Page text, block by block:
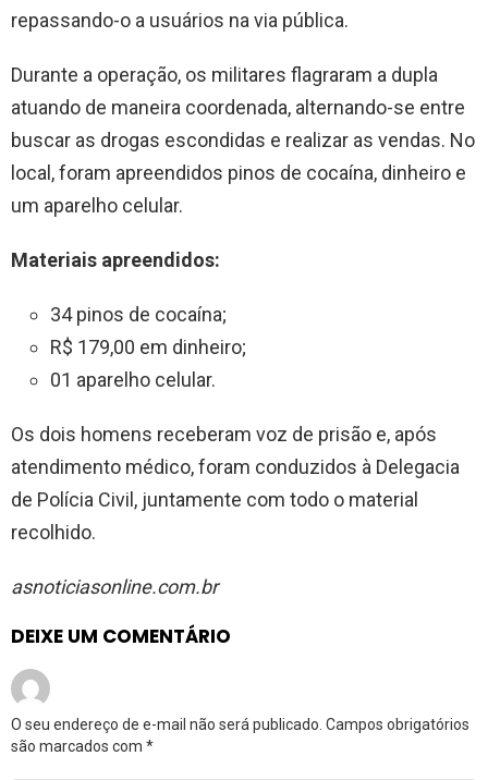
repassando-o a usuários na via pública.
Durante a operação, os militares flagraram a dupla
atuando de maneira coordenada, alternando-se entre
buscar as drogas escondidas e realizar as vendas. No
local, foram apreendidos pinos de cocaína, dinheiro e
um aparelho celular.
Materiais apreendidos:
34 pinos de cocaína;
R$ 179,00 em dinheiro;
01 aparelho celular.
Os dois homens receberam voz de prisão e, após
atendimento médico, foram conduzidos à Delegacia
de Polícia Civil, juntamente com todo o material
recolhido.
asnoticiasonline.com.br
DEIXE UM COMENTÁRIO
O seu endereço de e-mail não será publicado. Campos obrigatórios
são marcados com *